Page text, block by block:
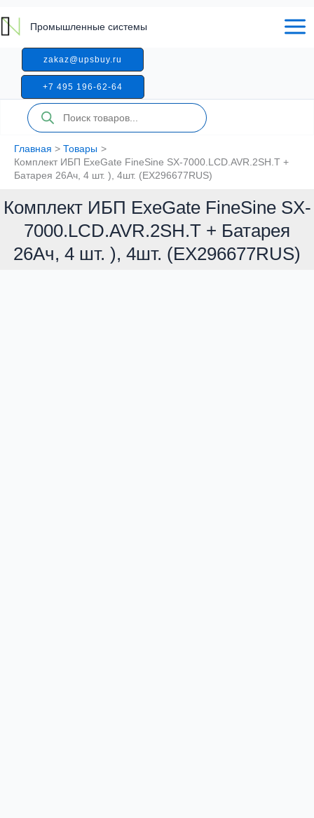
к
содержимому
Промышленные системы
zakaz@upsbuy.ru
+7 495 196-62-64
Поиск
товаров
Главная
Товары
Комплект ИБП ExeGate FineSine SX-7000.LCD.AVR.2SH.T +
Батарея 26Aч, 4 шт. ), 4шт. (EX296677RUS)
Комплект ИБП ExeGate FineSine SX-
7000.LCD.AVR.2SH.T + Батарея
26Aч, 4 шт. ), 4шт. (EX296677RUS)